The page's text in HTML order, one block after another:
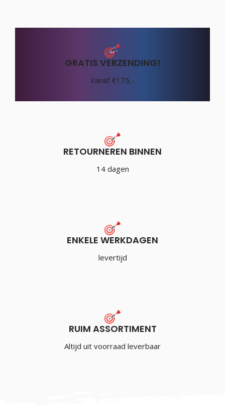
GRATIS VERZENDING!
Vanaf €175,-
RETOURNEREN BINNEN
14 dagen
ENKELE WERKDAGEN
levertijd
RUIM ASSORTIMENT
Altijd uit voorraad leverbaar